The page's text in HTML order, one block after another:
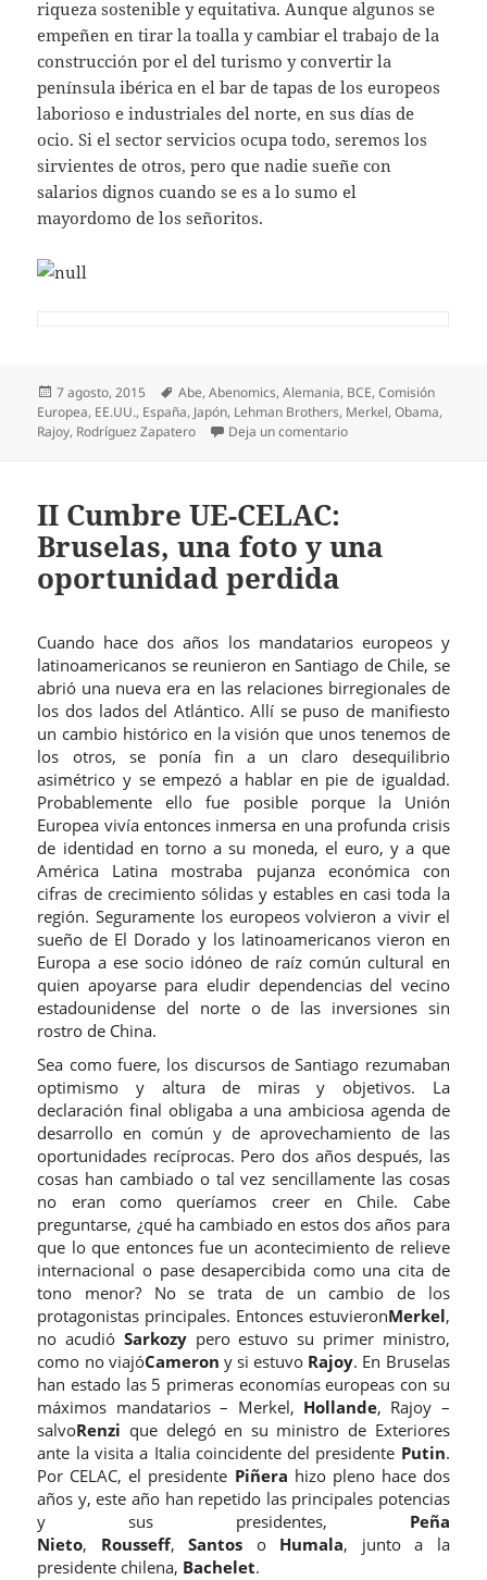
riqueza sostenible y equitativa. Aunque algunos se
empeñen en tirar la toalla y cambiar el trabajo de la
construcción por el del turismo y convertir la
península ibérica en el bar de tapas de los europeos
laborioso e industriales del norte, en sus días de
ocio. Si el sector servicios ocupa todo, seremos los
sirvientes de otros, pero que nadie sueñe con
salarios dignos cuando se es a lo sumo el
mayordomo de los señoritos.
Publicado
el
7 agosto, 2015 Etiquetas
Abe,Abenomics,Alemania, BCE,Comisión
Europea, EE.UU., España, Japón, Lehman Brothers, Merkel,Obama,
Rajoy, Rodríguez Zapatero Deja un comentarioen Los salarios son la
II Cumbre UE-CELAC:
Bruselas, una foto y una
oportunidad perdida
Cuando hace dos años los mandatarios europeos y
latinoamericanos se reunieron en Santiago de Chile, se
abrió una nueva era en las relaciones birregionales de
los dos lados del Atlántico. Allí se puso de manifiesto
un cambio histórico en la visión que unos tenemos de
los otros, se ponía fin a un claro desequilibrio
asimétrico y se empezó a hablar en pie de igualdad.
Probablemente ello fue posible porque la Unión
Europea vivía entonces inmersa en una profunda crisis
de identidad en torno a su moneda, el euro, y a que
América Latina mostraba pujanza económica con
cifras de crecimiento sólidas y estables en casi toda la
región. Seguramente los europeos volvieron a vivir el
sueño de El Dorado y los latinoamericanos vieron en
Europa a ese socio idóneo de raíz común cultural en
quien apoyarse para eludir dependencias del vecino
estadounidense del norte o de las inversiones sin
rostro de China.
Sea como fuere, los discursos de Santiago rezumaban
optimismo y altura de miras y objetivos. La
declaración final obligaba a una ambiciosa agenda de
desarrollo en común y de aprovechamiento de las
oportunidades recíprocas. Pero dos años después, las
cosas han cambiado o tal vez sencillamente las cosas
no eran como queríamos creer en Chile. Cabe
preguntarse, ¿qué ha cambiado en estos dos años para
que lo que entonces fue un acontecimiento de relieve
internacional o pase desapercibida como una cita de
tono menor? No se trata de un cambio de los
protagonistas principales. Entonces estuvieronMerkel,
no acudió Sarkozypero estuvo su primer ministro,
como no viajóCameron y si estuvo Rajoy. En Bruselas
han estado las 5 primeras economías europeas con su
máximos mandatarios – Merkel, Hollande, Rajoy –
salvoRenzi que delegó en su ministro de Exteriores
ante la visita a Italia coincidente del presidente Putin.
Por CELAC, el presidente Piñera hizo pleno hace dos
años y, este año han repetido las principales potencias
y sus presidentes, Peña
Nieto, Rousseff,Santos o Humala, junto a la
presidente chilena, Bachelet.